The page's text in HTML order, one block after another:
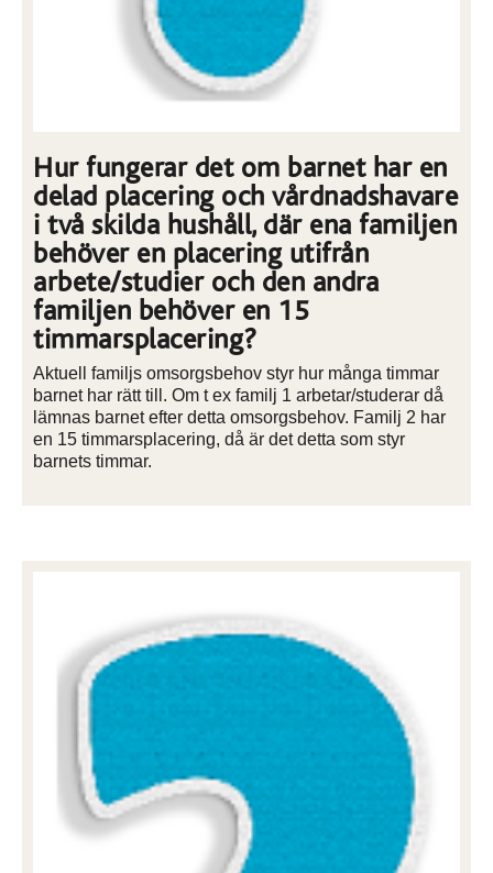
Hur fungerar det om barnet har en
delad placering och vårdnadshavare
i två skilda hushåll, där ena familjen
behöver en placering utifrån
arbete/studier och den andra
familjen behöver en 15
timmarsplacering?
Aktuell familjs omsorgsbehov styr hur många timmar
barnet har rätt till. Om t ex familj 1 arbetar/studerar då
lämnas barnet efter detta omsorgsbehov. Familj 2 har
en 15 timmarsplacering, då är det detta som styr
barnets timmar.